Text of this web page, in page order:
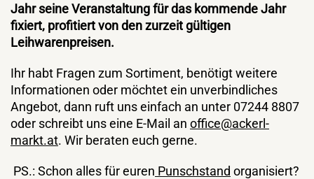
Jahr seine Veranstaltung für das kommende Jahr
fixiert, profitiert von den zurzeit gültigen
Leihwarenpreisen.
Ihr habt Fragen zum Sortiment, benötigt weitere
Informationen oder möchtet ein unverbindliches
Angebot, dann ruft uns einfach an unter 07244 8807
oder schreibt uns eine E-Mail an office@ackerl-
markt.at. Wir beraten euch gerne.
PS.: Schon alles für euren Punschstand organisiert?